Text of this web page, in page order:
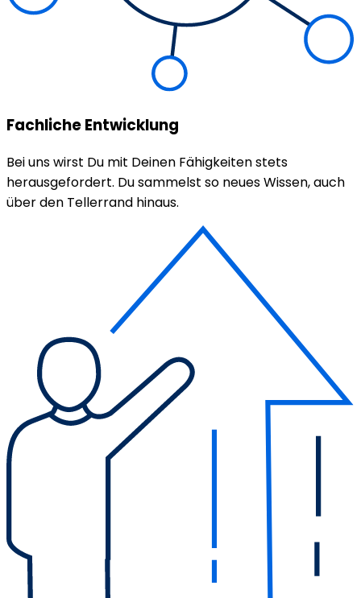
Fachliche Entwicklung
Bei uns wirst Du mit Deinen Fähigkeiten stets
herausgefordert. Du sammelst so neues Wissen, auch
über den Tellerrand hinaus.